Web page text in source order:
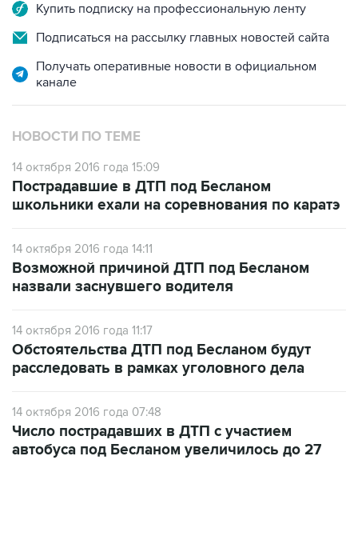
Купить подписку на профессиональную ленту
Подписаться на рассылку главных новостей сайта
Получать оперативные новости в официальном
канале
НОВОСТИ ПО ТЕМЕ
14 октября 2016 года 15:09
Пострадавшие в ДТП под Бесланом
школьники ехали на соревнования по каратэ
14 октября 2016 года 14:11
Возможной причиной ДТП под Бесланом
назвали заснувшего водителя
14 октября 2016 года 11:17
Обстоятельства ДТП под Бесланом будут
расследовать в рамках уголовного дела
14 октября 2016 года 07:48
Число пострадавших в ДТП с участием
автобуса под Бесланом увеличилось до 27